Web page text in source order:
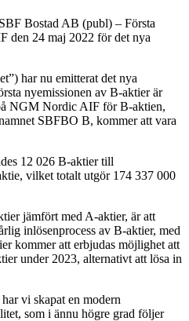
SBF Bostad AB (publ) – Första
den 24 maj 2022 för det nya
har nu emitterat det nya
nyemissionen av B-aktier är
NGM Nordic AIF för B-aktien,
SBFBO B, kommer att vara
12 026 B-aktier till
vilket totalt utgör 174 337 000
jämfört med A-aktier, är att
inlösenprocess av B-aktier, med
kommer att erbjudas möjlighet att
under 2023, alternativt att lösa in
vi skapat en modern
som i ännu högre grad följer